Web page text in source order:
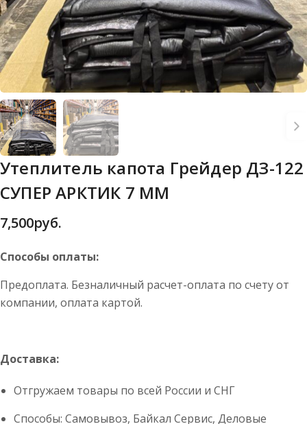
Утеплитель капота Грейдер ДЗ-122
СУПЕР АРКТИК 7 ММ
7,500руб.
Способы оплаты:
Предоплата. Безналичный расчет-оплата по счету от
компании, оплата картой.
Доставка:
Отгружаем товары по всей России и СНГ
Способы: Самовывоз, Байкал Сервис, Деловые